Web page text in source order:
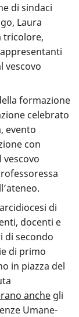
di sindaci
Laura
tricolore,
vescovo
formazione
celebrato
evento
con
vescovo
di
docenti e
di secondo
di primo
in piazza del
anche gli
Umane-